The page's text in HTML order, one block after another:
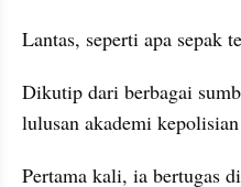
Lantas, seperti apa
Dikutip dari berbagai
lulusan akademi
Pertama kali, ia bertugas